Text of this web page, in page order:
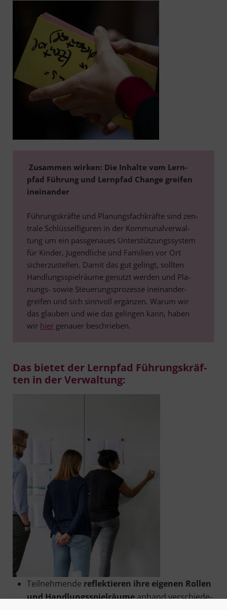
Zusam­men wir­ken: Die Inhal­te vom Lern­
pfad Füh­rung und Lern­pfad Chan­ge grei­fen
inein­an­der
Füh­rungs­kräf­te und Pla­nungs­fach­kräf­te sind zen­
tra­le Schlüs­sel­fi­gu­ren in der Kom­mu­nal­ver­wal­
tung um ein pass­ge­nau­es Unter­stüt­zungs­sys­tem
für Kin­der, Jugend­li­che und Fami­li­en vor Ort
sicher­zu­stel­len. Damit das gut gelingt, soll­ten
Hand­lungs­spiel­räu­me genutzt wer­den und Pla­
nungs- sowie Steue­rungs­pro­zes­se inein­an­der­
grei­fen und sich sinn­voll ergän­zen. War­um wir
das glau­ben und wie das gelin­gen kann, haben
wir hier genau­er beschrieben.
Das bie­tet der Lern­pfad Füh­rungs­kräf­
ten in der Verwaltung:
Teil­neh­men­de reflek­tie­ren ihre eige­nen Rol­len
und Hand­lungs­spiel­räu­meanhand ver­schie­de­